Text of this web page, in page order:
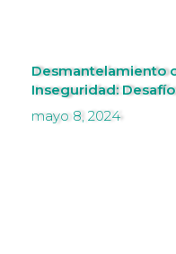
Desmantelamiento
Inseguridad:
mayo 8, 2024